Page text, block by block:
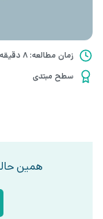
زمان مطالعه: 8 دقیقه
سطح مبتدی
همین